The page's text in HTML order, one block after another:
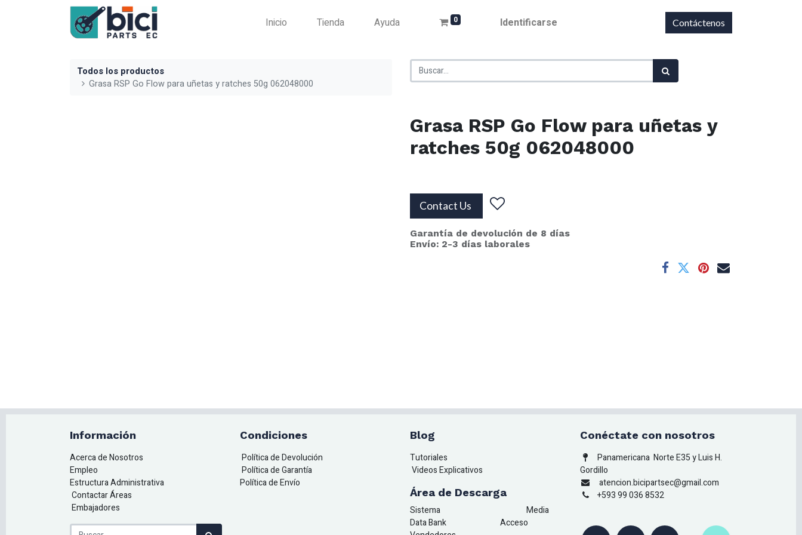
Inicio Tienda Ayuda 0 Identificarse Contáctenos
Todos los productos
Grasa RSP Go Flow para uñetas y ratches 50g 062048000
Grasa RSP Go Flow para uñetas y
ratches 50g 062048000
Contact Us
Garantía de devolución de 8 días
Envío: 2-3 días laborales
Información
Acerca de Nosotros
Empleo
Estructura Administrativa
Contactar Áreas
Embajadores
Condiciones
Política de Devolución
Política de Garantía
Política de Envío
Blog
Tutoriales
Videos Explicativos
Área de Descarga
Sistema
Media
Data Bank
Acceso
Conéctate con nosotros
Panamericana Norte E35 y Luis H.
Gordillo
atencion.bicipartsec@gmail.com
+593 99 036 8532